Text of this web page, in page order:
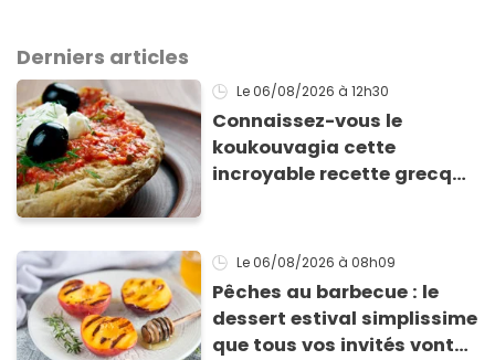
Derniers articles
Le 06/08/2026 à 12h30
Connaissez-vous le
koukouvagia cette
incroyable recette grecque
Le 06/08/2026 à 08h09
Pêches au barbecue : le
dessert estival simplissime
que tous vos invités vont